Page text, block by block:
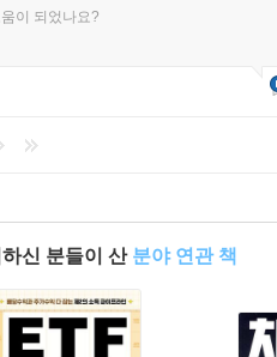
이 되었나요?
신 분들이 산 분야 연관 책